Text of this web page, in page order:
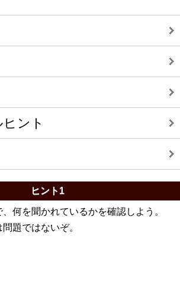
ント
ヒント1
何を聞かれているかを確認しよう。
題ではないぞ。